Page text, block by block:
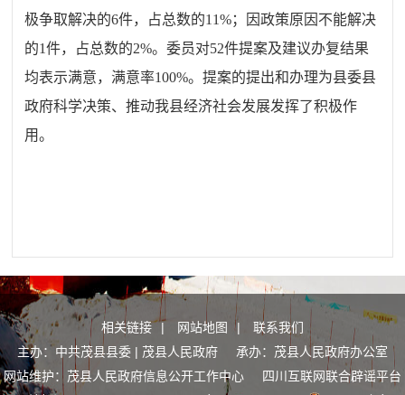
极争取解决的6件，占总数的11%；因政策原因不能解决
的1件，占总数的2%。委员对52件提案及建议办复结果
均表示满意，满意率100%。提案的提出和办理为县委县
政府科学决策、推动我县经济社会发展发挥了积极作
用。
相关链接 | 网站地图 |
联系我们
主办：中共茂县县委 | 茂县人民政府 承办：茂县人民政府办公室
网站维护：茂县人民政府信息公开工作中心
四川互联网联合辟谣平台